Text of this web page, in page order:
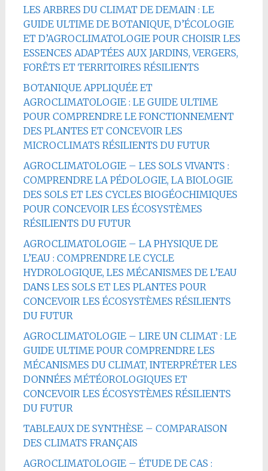
LES ARBRES DU CLIMAT DE DEMAIN : LE
GUIDE ULTIME DE BOTANIQUE, D’ÉCOLOGIE
ET D’AGROCLIMATOLOGIE POUR CHOISIR LES
ESSENCES ADAPTÉES AUX JARDINS, VERGERS,
FORÊTS ET TERRITOIRES RÉSILIENTS
BOTANIQUE APPLIQUÉE ET
AGROCLIMATOLOGIE : LE GUIDE ULTIME
POUR COMPRENDRE LE FONCTIONNEMENT
DES PLANTES ET CONCEVOIR LES
MICROCLIMATS RÉSILIENTS DU FUTUR
AGROCLIMATOLOGIE – LES SOLS VIVANTS :
COMPRENDRE LA PÉDOLOGIE, LA BIOLOGIE
DES SOLS ET LES CYCLES BIOGÉOCHIMIQUES
POUR CONCEVOIR LES ÉCOSYSTÈMES
RÉSILIENTS DU FUTUR
AGROCLIMATOLOGIE – LA PHYSIQUE DE
L’EAU : COMPRENDRE LE CYCLE
HYDROLOGIQUE, LES MÉCANISMES DE L’EAU
DANS LES SOLS ET LES PLANTES POUR
CONCEVOIR LES ÉCOSYSTÈMES RÉSILIENTS
DU FUTUR
AGROCLIMATOLOGIE – LIRE UN CLIMAT : LE
GUIDE ULTIME POUR COMPRENDRE LES
MÉCANISMES DU CLIMAT, INTERPRÉTER LES
DONNÉES MÉTÉOROLOGIQUES ET
CONCEVOIR LES ÉCOSYSTÈMES RÉSILIENTS
DU FUTUR
TABLEAUX DE SYNTHÈSE – COMPARAISON
DES CLIMATS FRANÇAIS
AGROCLIMATOLOGIE – ÉTUDE DE CAS :